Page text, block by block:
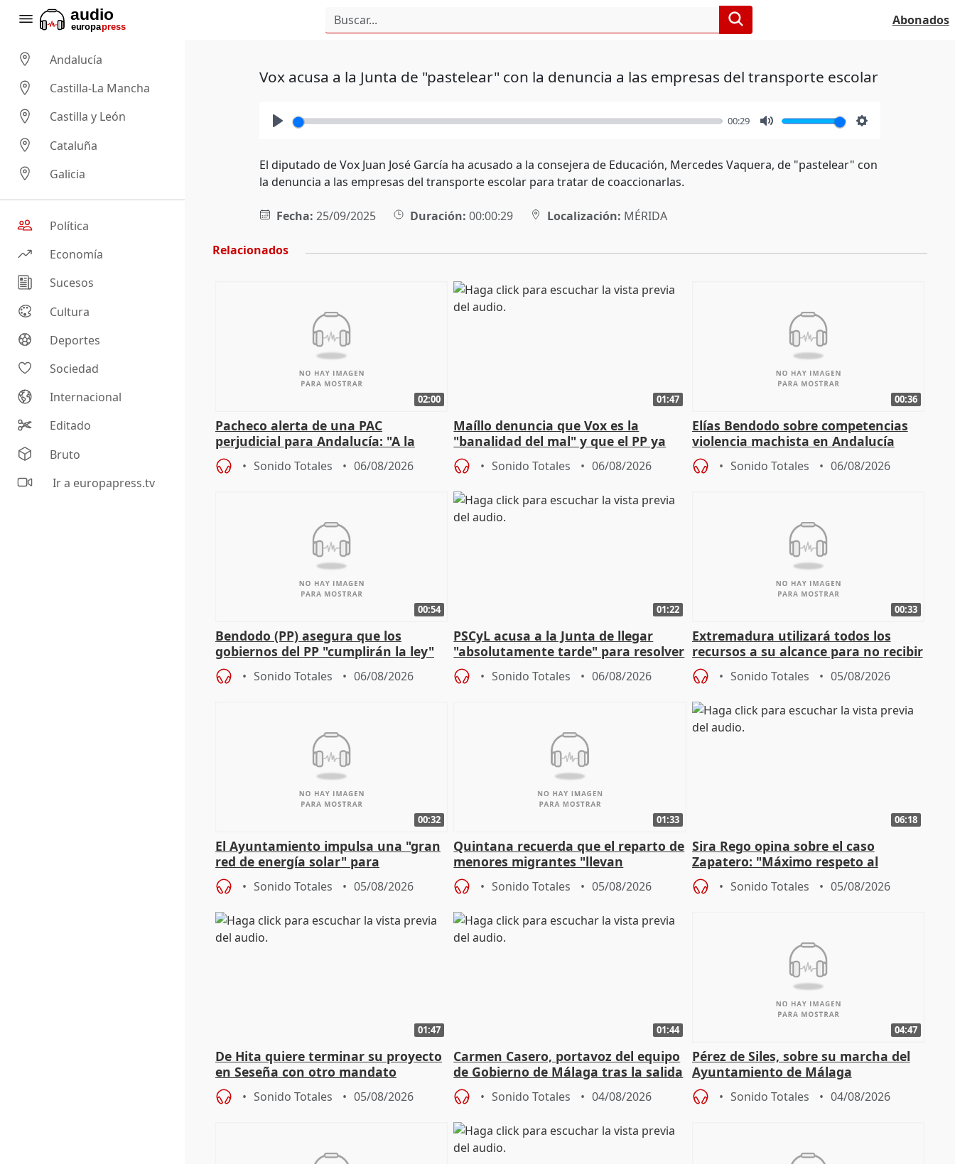
Abonados
Andalucía
Castilla-La Mancha
Castilla y León
Cataluña
Galicia
Política
Economía
Sucesos
Cultura
Deportes
Sociedad
Internacional
Editado
Bruto
Ir a europapress.tv
Vox acusa a la Junta de "pastelear" con la denuncia a las empresas del transporte escolar
00:29
El diputado de Vox Juan José García ha acusado a la consejera de Educación, Mercedes Vaquera, de "pastelear" con
la denuncia a las empresas del transporte escolar para tratar de coaccionarlas.
Fecha: 25/09/2025 Duración: 00:00:29 Localización: MÉRIDA
Relacionados
02:00
Pacheco alerta de una PAC
perjudicial para Andalucía: "A la
agricultura hay que protegerla"
Sonido Totales 06/08/2026
01:47
Maíllo denuncia que Vox es la
"banalidad del mal" y que el PP ya
asume todas sus tesis
Sonido Totales 06/08/2026
00:36
Elías Bendodo sobre competencias
violencia machista en Andalucía
Sonido Totales 06/08/2026
00:54
Bendodo (PP) asegura que los
gobiernos del PP "cumplirán la ley"
sobre los menores migrantes
Sonido Totales 06/08/2026
01:22
PSCyL acusa a la Junta de llegar
"absolutamente tarde" para resolver
problemas como Newcastle
Sonido Totales 06/08/2026
00:33
Extremadura utilizará todos los
recursos a su alcance para no recibir
más menores migrantes
Sonido Totales 05/08/2026
00:32
El Ayuntamiento impulsa una "gran
red de energía solar" para
autoconsumo
Sonido Totales 05/08/2026
01:33
Quintana recuerda que el reparto de
menores migrantes "llevan
aportación del Gobierno" central
Sonido Totales 05/08/2026
06:18
Sira Rego opina sobre el caso
Zapatero: "Máximo respeto al
proceso judicial"
Sonido Totales 05/08/2026
01:47
De Hita quiere terminar su proyecto
en Seseña con otro mandato
Sonido Totales 05/08/2026
01:44
Carmen Casero, portavoz del equipo
de Gobierno de Málaga tras la salida
de Pérez de Siles
Sonido Totales 04/08/2026
04:47
Pérez de Siles, sobre su marcha del
Ayuntamiento de Málaga
Sonido Totales 04/08/2026